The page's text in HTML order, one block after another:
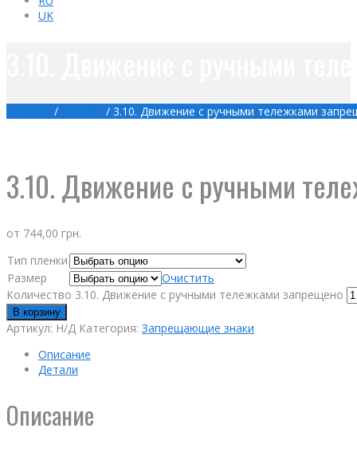
UK
/ / 3.10. Движение с ручными тележками
3.10. Движение с ручными
от 744,00 грн.
Тип пленки
Размер
Очистить
Количество 3.10. Движение с ручными тележками запрещено
В корзину
Артикул: Н/Д Категория: Запрещающие знаки
Описание
Детали
Описание